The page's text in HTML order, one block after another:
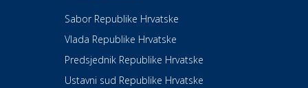
Kultura i edukacija
Kazalište Kerempuh
Sabor Republike Hrvatske
Vlada Republike Hrvatske
Predsjednik Republike Hrvatske
Ustavni sud Republike Hrvatske